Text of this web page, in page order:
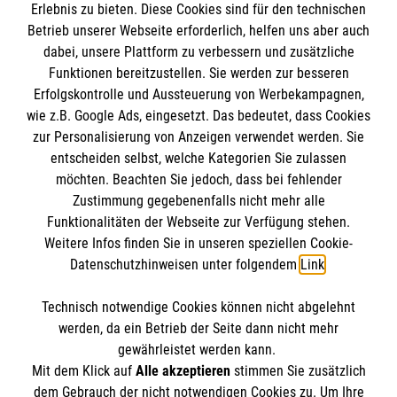
Informationen
Impressum
Datenschutz
Barrierefreiheit
Kontakt
Die Malteser
Malteser in Deutschland
Malteserorden
Sharepoint
Spendenkonto
Bank: Pax-Bank für Kirche und Caritas eG
IBAN: DE09370601201201210506
BIC: GENODED1PA7
So finden Sie uns
Kleinhülsen 28
Erlebnis zu bieten. Diese Cookies sind für den technischen
Betrieb unserer Webseite erforderlich, helfen uns aber auch
dabei, unsere Plattform zu verbessern und zusätzliche
Funktionen bereitzustellen. Sie werden zur besseren
Erfolgskontrolle und Aussteuerung von Werbekampagnen,
wie z.B. Google Ads, eingesetzt. Das bedeutet, dass Cookies
zur Personalisierung von Anzeigen verwendet werden. Sie
entscheiden selbst, welche Kategorien Sie zulassen
möchten. Beachten Sie jedoch, dass bei fehlender
Zustimmung gegebenenfalls nicht mehr alle
Funktionalitäten der Webseite zur Verfügung stehen.
Weitere Infos finden Sie in unseren speziellen Cookie-
Datenschutzhinweisen unter folgendem Link.
Technisch notwendige Cookies können nicht abgelehnt
werden, da ein Betrieb der Seite dann nicht mehr
gewährleistet werden kann.
Mit dem Klick auf Alle akzeptierenstimmen Sie zusätzlich
dem Gebrauch der nicht notwendigen Cookies zu. Um Ihre